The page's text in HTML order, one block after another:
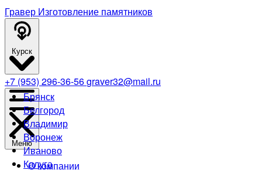
Гравер Изготовление памятников
Курск
Брянск
Белгород
Владимир
Воронеж
Иваново
Калуга
+7 (953) 296-36-56graver32@mail.ru
Меню
О компании